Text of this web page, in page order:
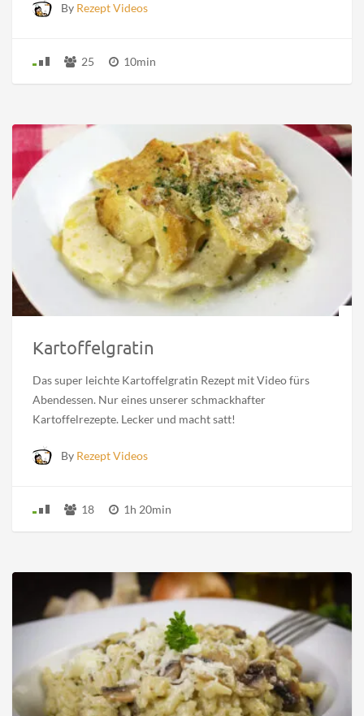
By Rezept Videos
25 10min
Kartoffelgratin
Das super leichte Kartoffelgratin Rezept mit Video fürs
Abendessen. Nur eines unserer schmackhafter
Kartoffelrezepte. Lecker und macht satt!
By Rezept Videos
18 1h 20min